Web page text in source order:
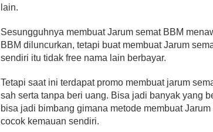
lain.
Sesungguhnya membuat Jarum semat BBM
BBM diluncurkan, tetapi buat membuat Jarum
sendiri itu tidak free nama lain berbayar.
Tetapi saat ini terdapat promo membuat jarum
sah serta tanpa beri uang. Bisa jadi banyak yang
bisa jadi bimbang gimana metode membuat
cocok kemauan sendiri.